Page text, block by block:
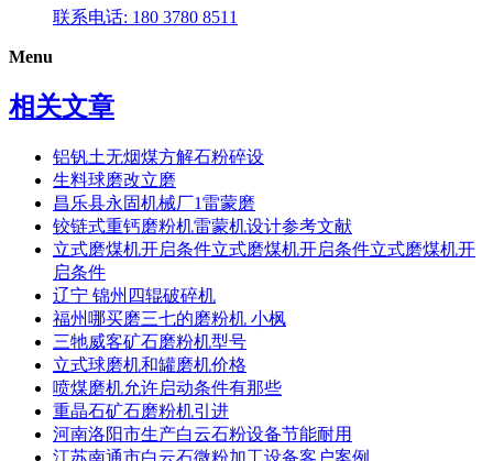
联系电话: 180 3780 8511
Menu
相关文章
铝钒土无烟煤方解石粉碎设
生料球磨改立磨
昌乐县永固机械厂1雷蒙磨
铰链式重钙磨粉机雷蒙机设计参考文献
立式磨煤机开启条件立式磨煤机开启条件立式磨煤机开
启条件
辽宁 锦州四辊破碎机
福州哪买磨三七的磨粉机 小枫
三牠威客矿石磨粉机型号
立式球磨机和罐磨机价格
喷煤磨机允许启动条件有那些
重晶石矿石磨粉机引进
河南洛阳市生产白云石粉设备节能耐用